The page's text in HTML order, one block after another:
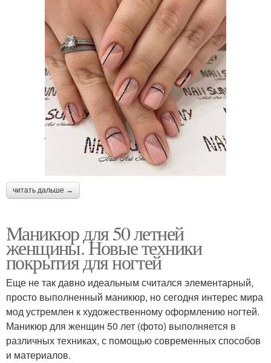
читать дальше →
Маникюр для 50 летней
женщины. Новые техники
покрытия для ногтей
Еще не так давно идеальным считался элементарный,
просто выполненный маникюр, но сегодня интерес мира
мод устремлен к художественному оформлению ногтей.
Маникюр для женщин 50 лет (фото) выполняется в
различных техниках, с помощью современных способов
и материалов.